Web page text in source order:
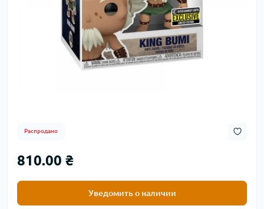
Распродано
810.00 ₴
Уведомить о наличии